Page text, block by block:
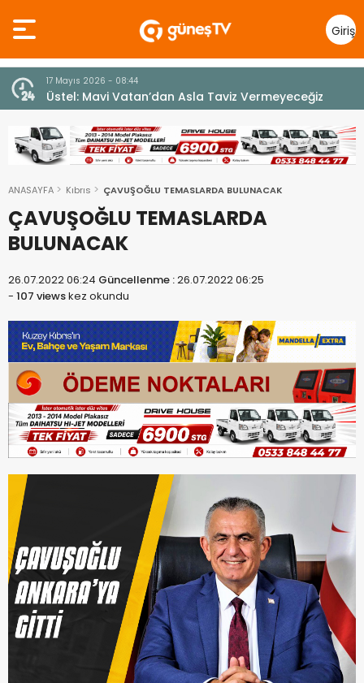
Giriş
Yap
7 Ağustos 2026 - 12:36
ÜSTEL: “ERENKÖY RUHU SONSUZA DEK YAŞAYACAK”
ANASAYFA Kıbrıs ÇAVUŞOĞLU TEMASLARDA BULUNACAK
ÇAVUŞOĞLU TEMASLARDA
BULUNACAK
26.07.2022 06:24 Güncellenme :26.07.2022 06:25
- 107 viewskez okundu